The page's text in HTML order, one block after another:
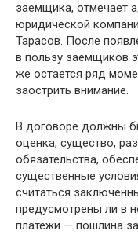
заемщика, отмечает
юридической
Тарасов. После
в пользу заемщиков
же остается ряд
заострить внимание.
В договоре должны
оценка, существо,
обязательства,
существенные
считаться
предусмотрены ли в
платежи — пошлина